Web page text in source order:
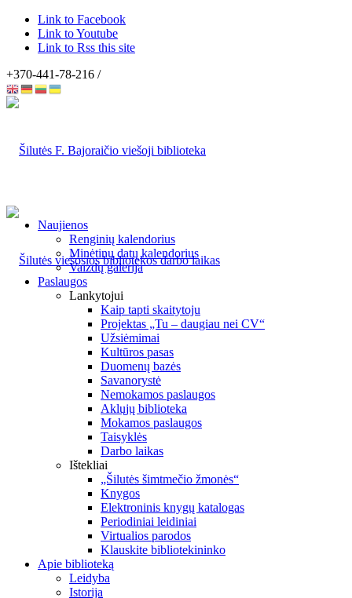
Link to Facebook
Link to Youtube
Link to Rss this site
+370-441-78-216 /
Naujienos
Renginių kalendorius
Minėtinų datų kalendorius
Vaizdų galerija
Paslaugos
Lankytojui
Kaip tapti skaitytoju
Projektas „Tu – daugiau nei CV“
Užsiėmimai
Kultūros pasas
Duomenų bazės
Savanorystė
Nemokamos paslaugos
Aklųjų biblioteka
Mokamos paslaugos
Taisyklės
Darbo laikas
Ištekliai
„Šilutės šimtmečio žmonės“
Knygos
Elektroninis knygų katalogas
Periodiniai leidiniai
Virtualios parodos
Klauskite bibliotekininko
Apie biblioteką
Leidyba
Istorija